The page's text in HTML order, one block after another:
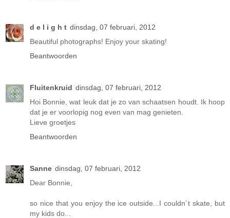
d e l i g h t dinsdag, 07 februari, 2012
Beautiful photographs! Enjoy your skating!
Beantwoorden
Fluitenkruid dinsdag, 07 februari, 2012
Hoi Bonnie, wat leuk dat je zo van schaatsen houdt. Ik hoop
dat je er voorlopig nog even van mag genieten.
Lieve groetjes
Beantwoorden
Sanne dinsdag, 07 februari, 2012
Dear Bonnie,
so nice that you enjoy the ice outside...I couldn´t skate, but
my kids do...